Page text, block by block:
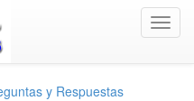
y Respuestas